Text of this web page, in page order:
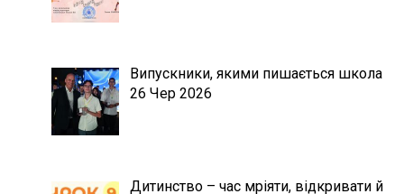
Випускники, якими пишається школа
26 Чер 2026
Дитинство – час мріяти, відкривати й